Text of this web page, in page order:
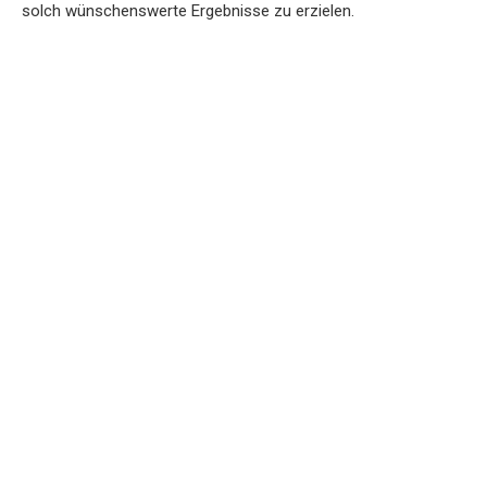
solch wünschenswerte Ergebnisse zu erzielen.